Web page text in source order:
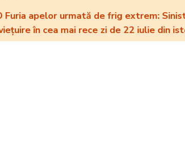
Furia apelor urmată de frig extrem:
în cea mai rece zi de 22 iulie din